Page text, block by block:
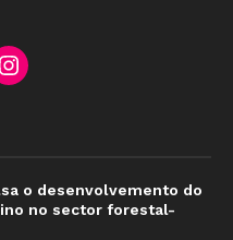
o desenvolvemento do
no sector forestal-